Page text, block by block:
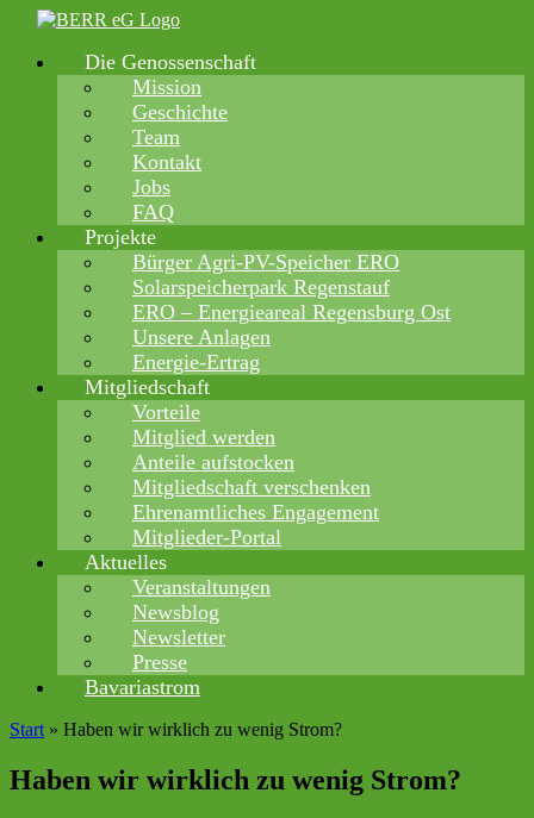
Zum
springen
Die Genossenschaft
Mission
Geschichte
Team
Kontakt
Jobs
FAQ
Projekte
Bürger Agri-PV-Speicher ERO
Solarspeicherpark Regenstauf
ERO – Energieareal Regensburg Ost
Unsere Anlagen
Energie-Ertrag
Mitgliedschaft
Vorteile
Mitglied werden
Anteile aufstocken
Mitgliedschaft verschenken
Ehrenamtliches Engagement
Mitglieder-Portal
Aktuelles
Veranstaltungen
Newsblog
Newsletter
Presse
Bavariastrom
Start » Haben wir wirklich zu wenig Strom?
Haben wir wirklich zu wenig Strom?